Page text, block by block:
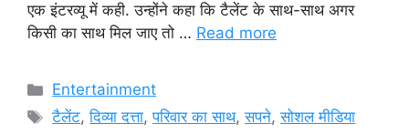
एक इंटरव्यू में कही. उन्होंने कहा कि टैलेंट के साथ-साथ अगर
किसी का साथ मिल जाए तो … Read more
Categories
Entertainment
Tags
टैलेंट,दिव्या दत्ता,परिवार का साथ,सपने,सोशल मीडिया